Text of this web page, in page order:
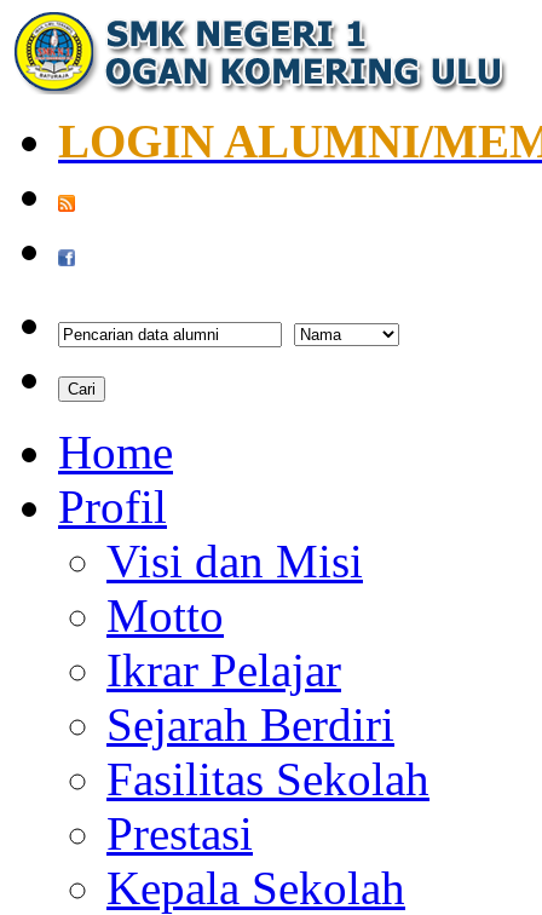
LOGIN ALUMNI/
Home
Profil
Visi dan Misi
Motto
Ikrar Pelajar
Sejarah Berdiri
Fasilitas Sekolah
Prestasi
Kepala Sekolah